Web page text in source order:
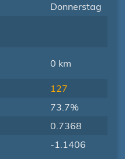
Donnerstag
0 km
127
73.7%
0.7368
-1.1406